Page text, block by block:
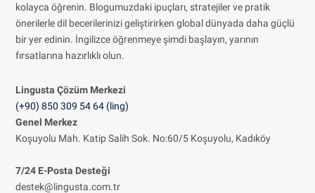
kolayca öğrenin. Blogumuzdaki ipuçları, stratejiler ve pratik
önerilerle dil becerilerinizi geliştirirken global dünyada daha güçlü
bir yer edinin. İngilizce öğrenmeye şimdi başlayın, yarının
fırsatlarına hazırlıklı olun.
Lingusta Çözüm Merkezi
(+90) 850 309 54 64 (ling)
Genel Merkez
Koşuyolu Mah. Katip Salih Sok. No:60/5 Koşuyolu, Kadıköy
7/24 E-Posta Desteği
destek@lingusta.com.tr